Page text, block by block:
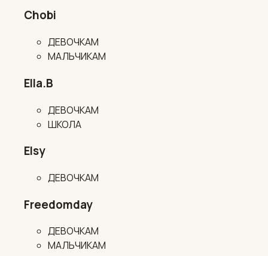
Chobi
ДЕВОЧКАМ
МАЛЬЧИКАМ
Ella.B
ДЕВОЧКАМ
ШКОЛА
Elsy
ДЕВОЧКАМ
Freedomday
ДЕВОЧКАМ
МАЛЬЧИКАМ